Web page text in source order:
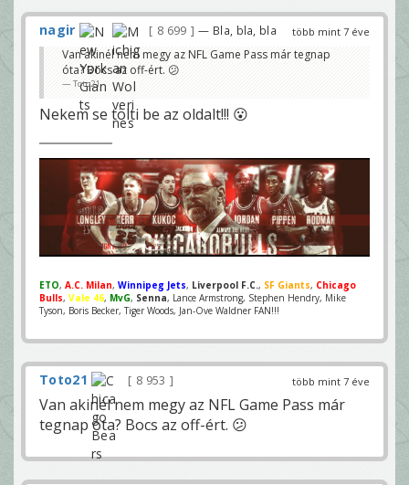
több mint 7 éve
nagir 8 699 — Bla, bla, bla
Van akinél nem megy az NFL Game Pass már tegnap
óta? Bocs az off-ért. 😕
Toto21
Nekem se tölti be az oldalt!!! 😮
ETO, A.C. Milan, Winnipeg Jets, Liverpool F.C., SF Giants, Chicago
Bulls, Vale 46, MvG, Senna, Lance Armstrong, Stephen Hendry, Mike
Tyson, Boris Becker, Tiger Woods, Jan-Ove Waldner FAN!!!
több mint 7 éve
Toto21 8 953
Van akinél nem megy az NFL Game Pass már
tegnap óta? Bocs az off-ért. 😕